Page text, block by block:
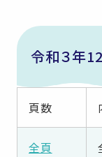
令和３年
頁数
全頁